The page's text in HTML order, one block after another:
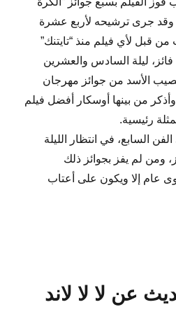
وقد جرى ترشيحه لأربع عشرة
قبل لأي فيلم منذ “تايتنك”
ليلة السادس والعشرين
الأسد من جوائز مهرجان
وأذكر من بينها أوسكار أفضل فيلم
رئيسية.
السابع، في انتظار الليلة
ومن لم يفز بجوائز ذلك
عام إلا ويكون على أعتاب
عن لا لا لاند